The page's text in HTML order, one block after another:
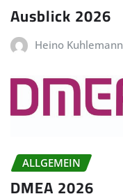
Ausblick 2026
Heino Kuhlemann
ALLGEMEIN
DMEA 2026